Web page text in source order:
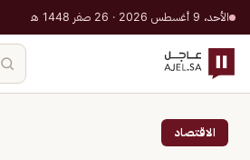
الأحد، 9 أغسطس 2026 · 26 صفر 1448 هـ
الاقتصاد